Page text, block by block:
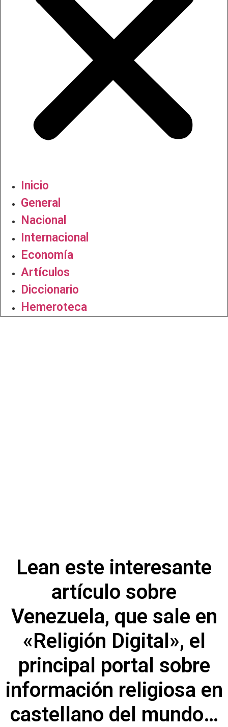
Inicio
General
Nacional
Internacional
Economía
Artículos
Diccionario
Hemeroteca
Lean este interesante
artículo sobre
Venezuela, que sale en
«Religión Digital», el
principal portal sobre
información religiosa en
castellano del mundo…